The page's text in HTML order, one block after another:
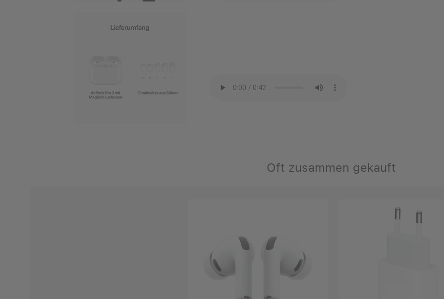
Oft zusammen gekauft